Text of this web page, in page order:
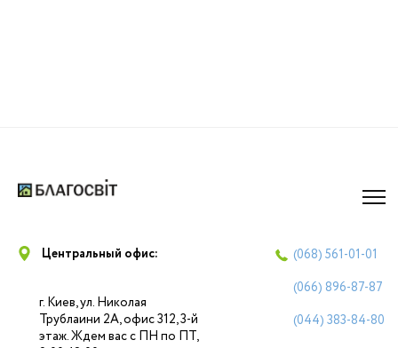
Центральный офис:
г. Киев, ул. Николая
Трублаини 2А, офис 312, 3-й
этаж. Ждем вас с ПН по ПТ,
(068) 561-01-01
(066) 896-87-87
(044) 383-84-80